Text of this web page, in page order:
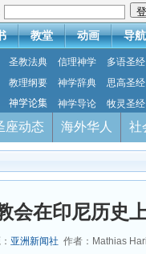
教堂 动画 导航
圣教法典 信理神学 多语圣经
教理纲要 神学辞典 思高圣经
神学论集 神学导论 牧灵圣经
座动态 海外华人 社
会在印尼历史
亚洲新闻社 作者：Mathias